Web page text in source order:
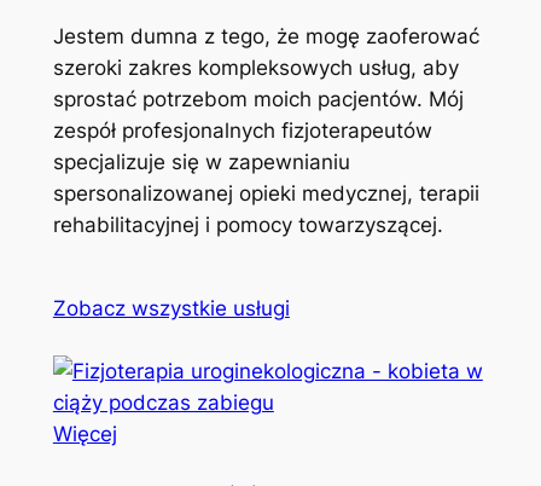
Jestem dumna z tego, że mogę zaoferować
szeroki zakres kompleksowych usług, aby
sprostać potrzebom moich pacjentów. Mój
zespół profesjonalnych fizjoterapeutów
specjalizuje się w zapewnianiu
spersonalizowanej opieki medycznej, terapii
rehabilitacyjnej i pomocy towarzyszącej.
Zobacz wszystkie usługi
Więcej